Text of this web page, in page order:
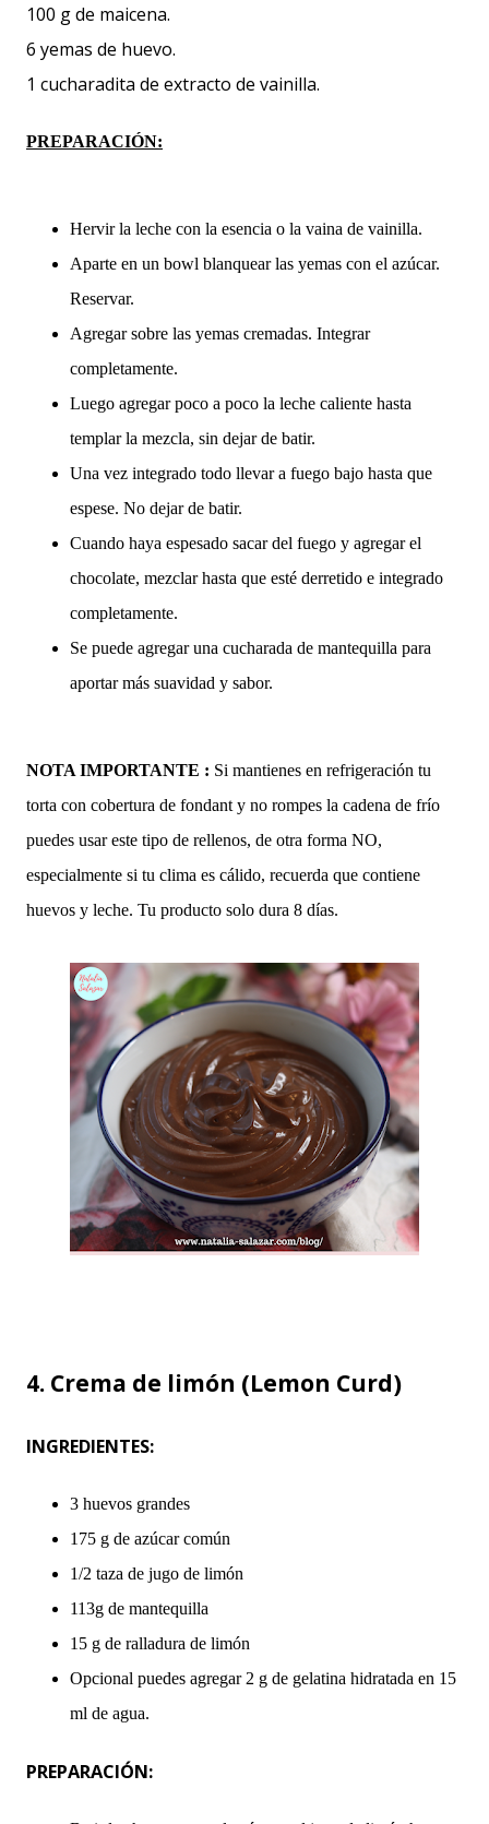
100 g de maicena.
6 yemas de huevo.
1 cucharadita de extracto de vainilla.
PREPARACIÓN:
Hervir la leche con la esencia o la vaina de vainilla.
Aparte en un bowl blanquear las yemas con el azúcar.
Reservar.
Agregar sobre las yemas cremadas. Integrar
completamente.
Luego agregar poco a poco la leche caliente hasta
templar la mezcla, sin dejar de batir.
Una vez integrado todo llevar a fuego bajo hasta que
espese. No dejar de batir.
Cuando haya espesado sacar del fuego y agregar el
chocolate, mezclar hasta que esté derretido e integrado
completamente.
Se puede agregar una cucharada de mantequilla para
aportar más suavidad y sabor.
NOTA IMPORTANTE : Si mantienes en refrigeración tu
torta con cobertura de fondant y no rompes la cadena de frío
puedes usar este tipo de rellenos, de otra forma NO,
especialmente si tu clima es cálido, recuerda que contiene
huevos y leche. Tu producto solo dura 8 días.
4. Crema de limón (Lemon Curd)
INGREDIENTES:
3 huevos grandes
175 g de azúcar común
1/2 taza de jugo de limón
113g de mantequilla
15 g de ralladura de limón
Opcional puedes agregar 2 g de gelatina hidratada en 15
ml de agua.
PREPARACIÓN: